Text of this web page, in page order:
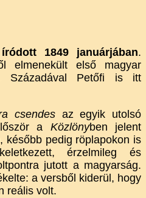
1849 januárjában.
elmenekült első magyar
Századával Petőfi is itt
csendesaz egyik utolsó
a Közlönyben jelent
később pedig röplapokon is
érzelmileg és
jutott a magyarság.
a versből kiderül, hogy
reális volt.